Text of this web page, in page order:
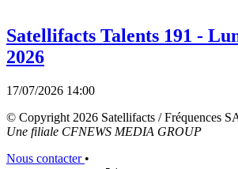
Satellifacts Talents 191 -
2026
17/07/2026 14:00
© Copyright 2026 Satellifacts / Fréquences
Une filiale CFNEWS MEDIA GROUP
Nous contacter •